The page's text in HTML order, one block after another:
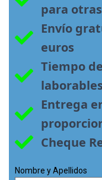
para
Envío
euros
Tiempo
laborables
Entrega
Cheque
Nombre y Apellidos